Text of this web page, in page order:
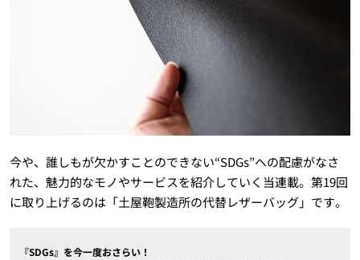
今や、誰しもが欠かすことのできない“SDGs”への配慮がなさ
れた、魅力的なモノやサービスを紹介していく当連載。第19回
に取り上げるのは「土屋鞄製造所の代替レザーバッグ」です。
『SDGs』を今一度おさらい！